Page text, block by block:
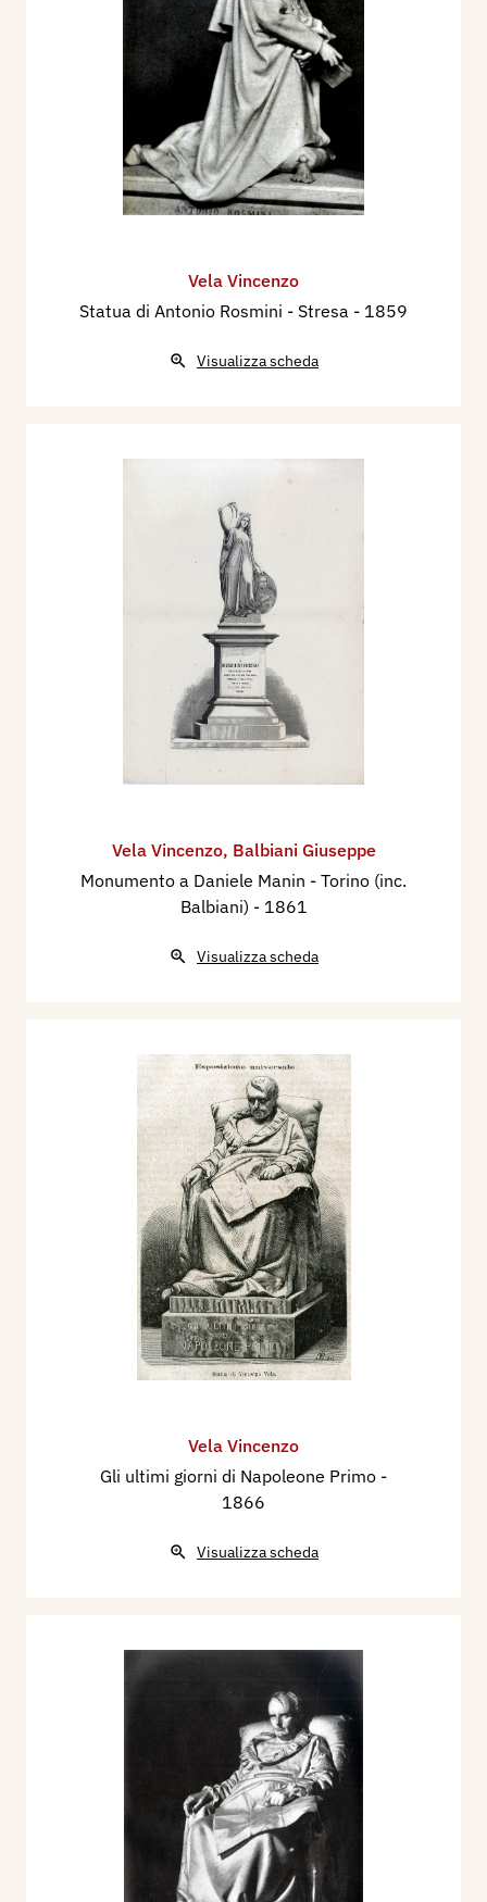
Vela Vincenzo
Statua di Antonio Rosmini - Stresa - 1859
Visualizza scheda
Vela Vincenzo, Balbiani Giuseppe
Monumento a Daniele Manin - Torino (inc.
Balbiani) - 1861
Visualizza scheda
Vela Vincenzo
Gli ultimi giorni di Napoleone Primo -
1866
Visualizza scheda